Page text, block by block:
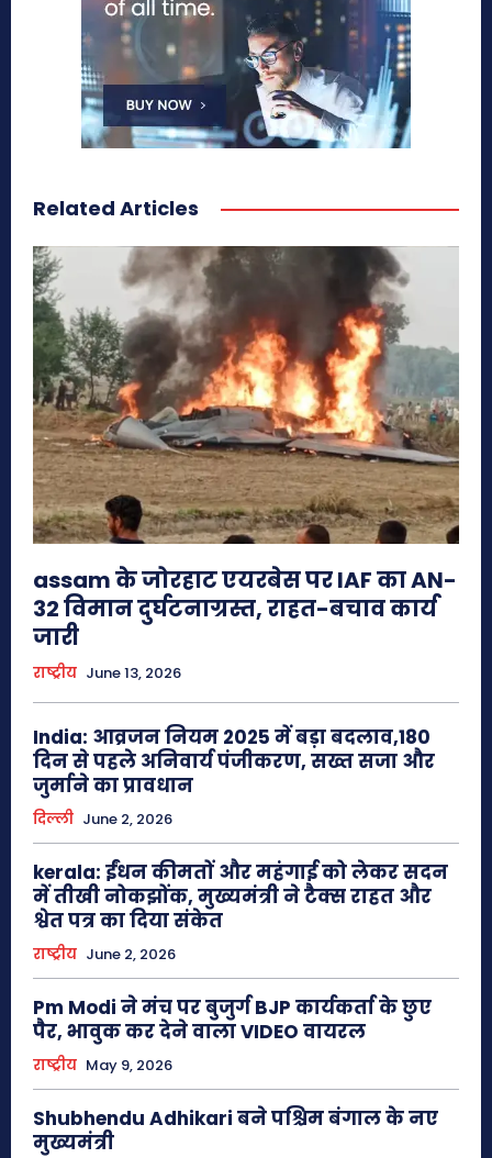
Related Articles
assam के जोरहाट एयरबेस पर IAF का AN-
32 विमान दुर्घटनाग्रस्त, राहत-बचाव कार्य
जारी
राष्ट्रीय June 13, 2026
India: आव्रजन नियम 2025 में बड़ा बदलाव,180
दिन से पहले अनिवार्य पंजीकरण, सख्त सजा और
जुर्माने का प्रावधान
दिल्ली June 2, 2026
kerala: ईंधन कीमतों और महंगाई को लेकर सदन
में तीखी नोकझोंक, मुख्यमंत्री ने टैक्स राहत और
श्वेत पत्र का दिया संकेत
राष्ट्रीय June 2, 2026
Pm Modi ने मंच पर बुजुर्ग BJP कार्यकर्ता के छुए
पैर, भावुक कर देने वाला VIDEO वायरल
राष्ट्रीय May 9, 2026
Shubhendu Adhikari बने पश्चिम बंगाल के नए
मुख्यमंत्री